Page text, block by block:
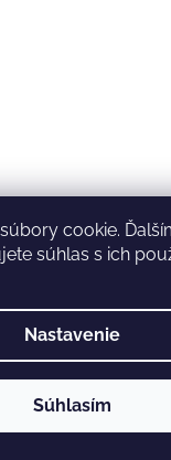
cookie.
súhlas s ich
Nastavenie
Súhlasím
reagujeme nonstop),
že ste s